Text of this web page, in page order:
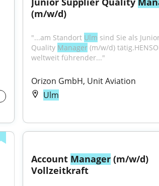
(m/w/d)
"...am Standort Ulm sind Sie als
Quality Manager (m/w/d)
weltweit führender..."
Orizon GmbH, Unit Aviation
Ulm
Account Manager (m/w/d)
Vollzeitkraft